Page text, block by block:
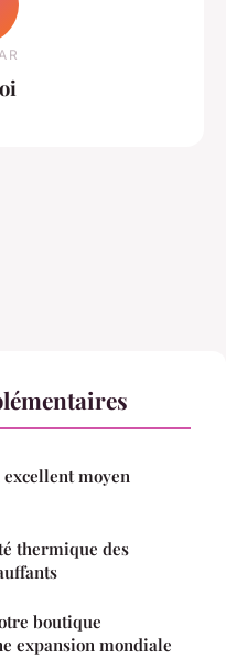
moyen
thermique des
boutique
expansion mondiale